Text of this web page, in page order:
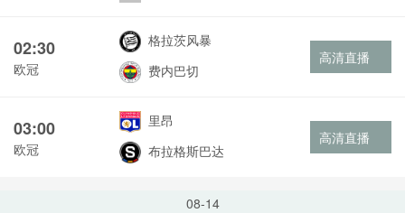
02:30
欧冠
格拉茨风暴
费内巴切
高清直播
03:00
欧冠
里昂
布拉格斯巴达
高清直播
08-14